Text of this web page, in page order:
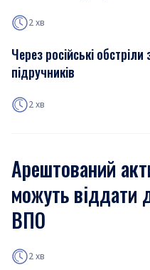
2 хв
Через російські
підручників
2 хв
Арештований
можуть віддати
ВПО
2 хв